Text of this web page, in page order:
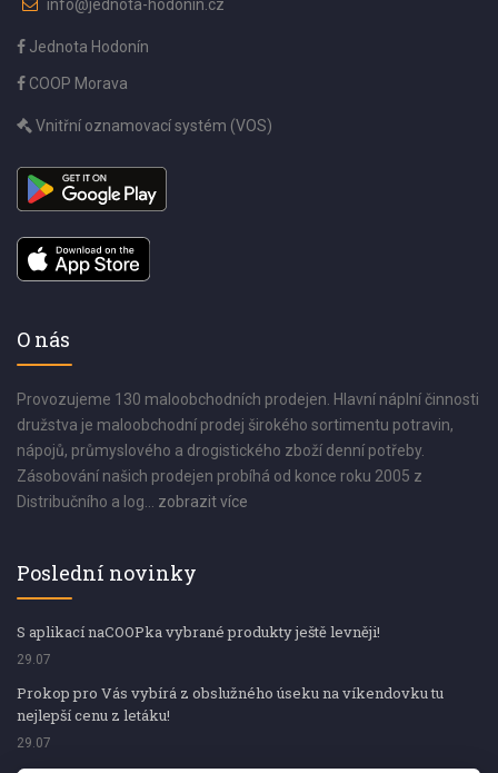
info@jednota-hodonin.cz
Jednota Hodonín
COOP Morava
Vnitřní oznamovací systém (VOS)
O nás
Provozujeme 130 maloobchodních prodejen. Hlavní náplní činnosti
družstva je maloobchodní prodej širokého sortimentu potravin,
nápojů, průmyslového a drogistického zboží denní potřeby.
Zásobování našich prodejen probíhá od konce roku 2005 z
Distribučního a log... zobrazit více
Poslední novinky
S aplikací naCOOPka vybrané produkty ještě levněji!
29.07
Prokop pro Vás vybírá z obslužného úseku na víkendovku tu
nejlepší cenu z letáku!
29.07